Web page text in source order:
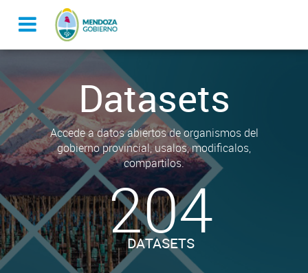
Datasets
Accede a datos abiertos de organismos del
gobierno provincial, usalos, modificalos,
compartilos.
204
DATASETS